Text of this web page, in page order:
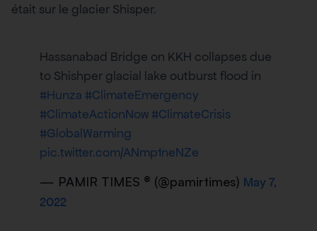
était sur le glacier Shisper.
Hassanabad Bridge on KKH collapses due
to Shishper glacial lake outburst flood in
#Hunza #ClimateEmergency
#ClimateActionNow #ClimateCrisis
#GlobalWarming
pic.twitter.com/ANmp1neNZe
— PAMIR TIMES ® (@pamirtimes) May 7,
2022